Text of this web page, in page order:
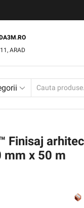
ARAD
Finisaj
mm x 50 m